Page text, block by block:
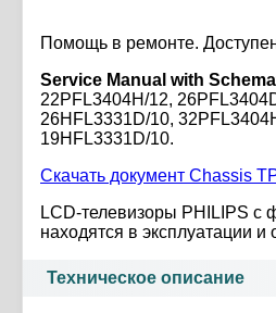
Помощь в ремонте.
Service Manual with
22PFL3404H/12,
26HFL3331D/10,
19HFL3331D/10.
Скачать документ Chassis
LCD-телевизоры PHILIPS с
находятся в эксплуатации
Техническое описание